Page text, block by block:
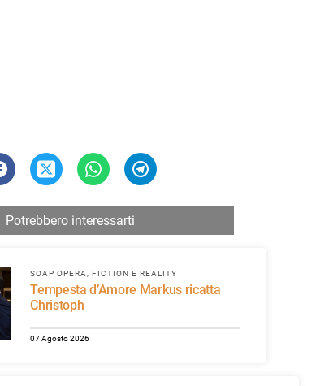
Potrebbero interessarti
SOAP OPERA, FICTION E REALITY
Tempesta d’Amore Markus ricatta
Christoph
07 Agosto 2026